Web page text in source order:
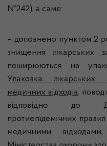
№242), а саме:
– доповнено пунктом 2
знищення лікарських
поширюються на
Упаковка лікарських
медичних відходів,
відповідно до
протиепідемічних
медичними